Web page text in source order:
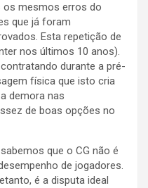
os mesmos erros do
que já foram
Esta repetição de
nos últimos 10 anos).
durante a pré-
física que isto cria
demora nas
de boas opções no
que o CG não é
de jogadores.
é a disputa ideal